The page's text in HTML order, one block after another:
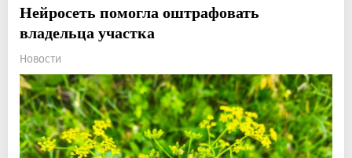
Нейросеть помогла оштрафовать
владельца участка
Новости